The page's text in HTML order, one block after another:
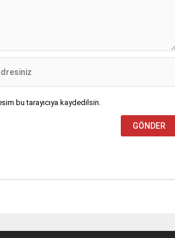
bu tarayıcıya kaydedilsin.